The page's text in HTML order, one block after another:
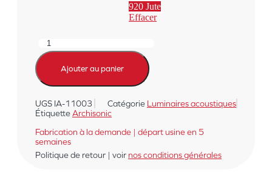
920 Jute
Effacer
quantité
de
TETRA
-
Luminaire
Ajouter au panier
UGS IA-11003 Catégorie Luminaires acoustiques
ÉtiquetteArchisonic
Fabrication à la demande | départ usine en 5
semaines
Politique de retour | voir nos conditions générales